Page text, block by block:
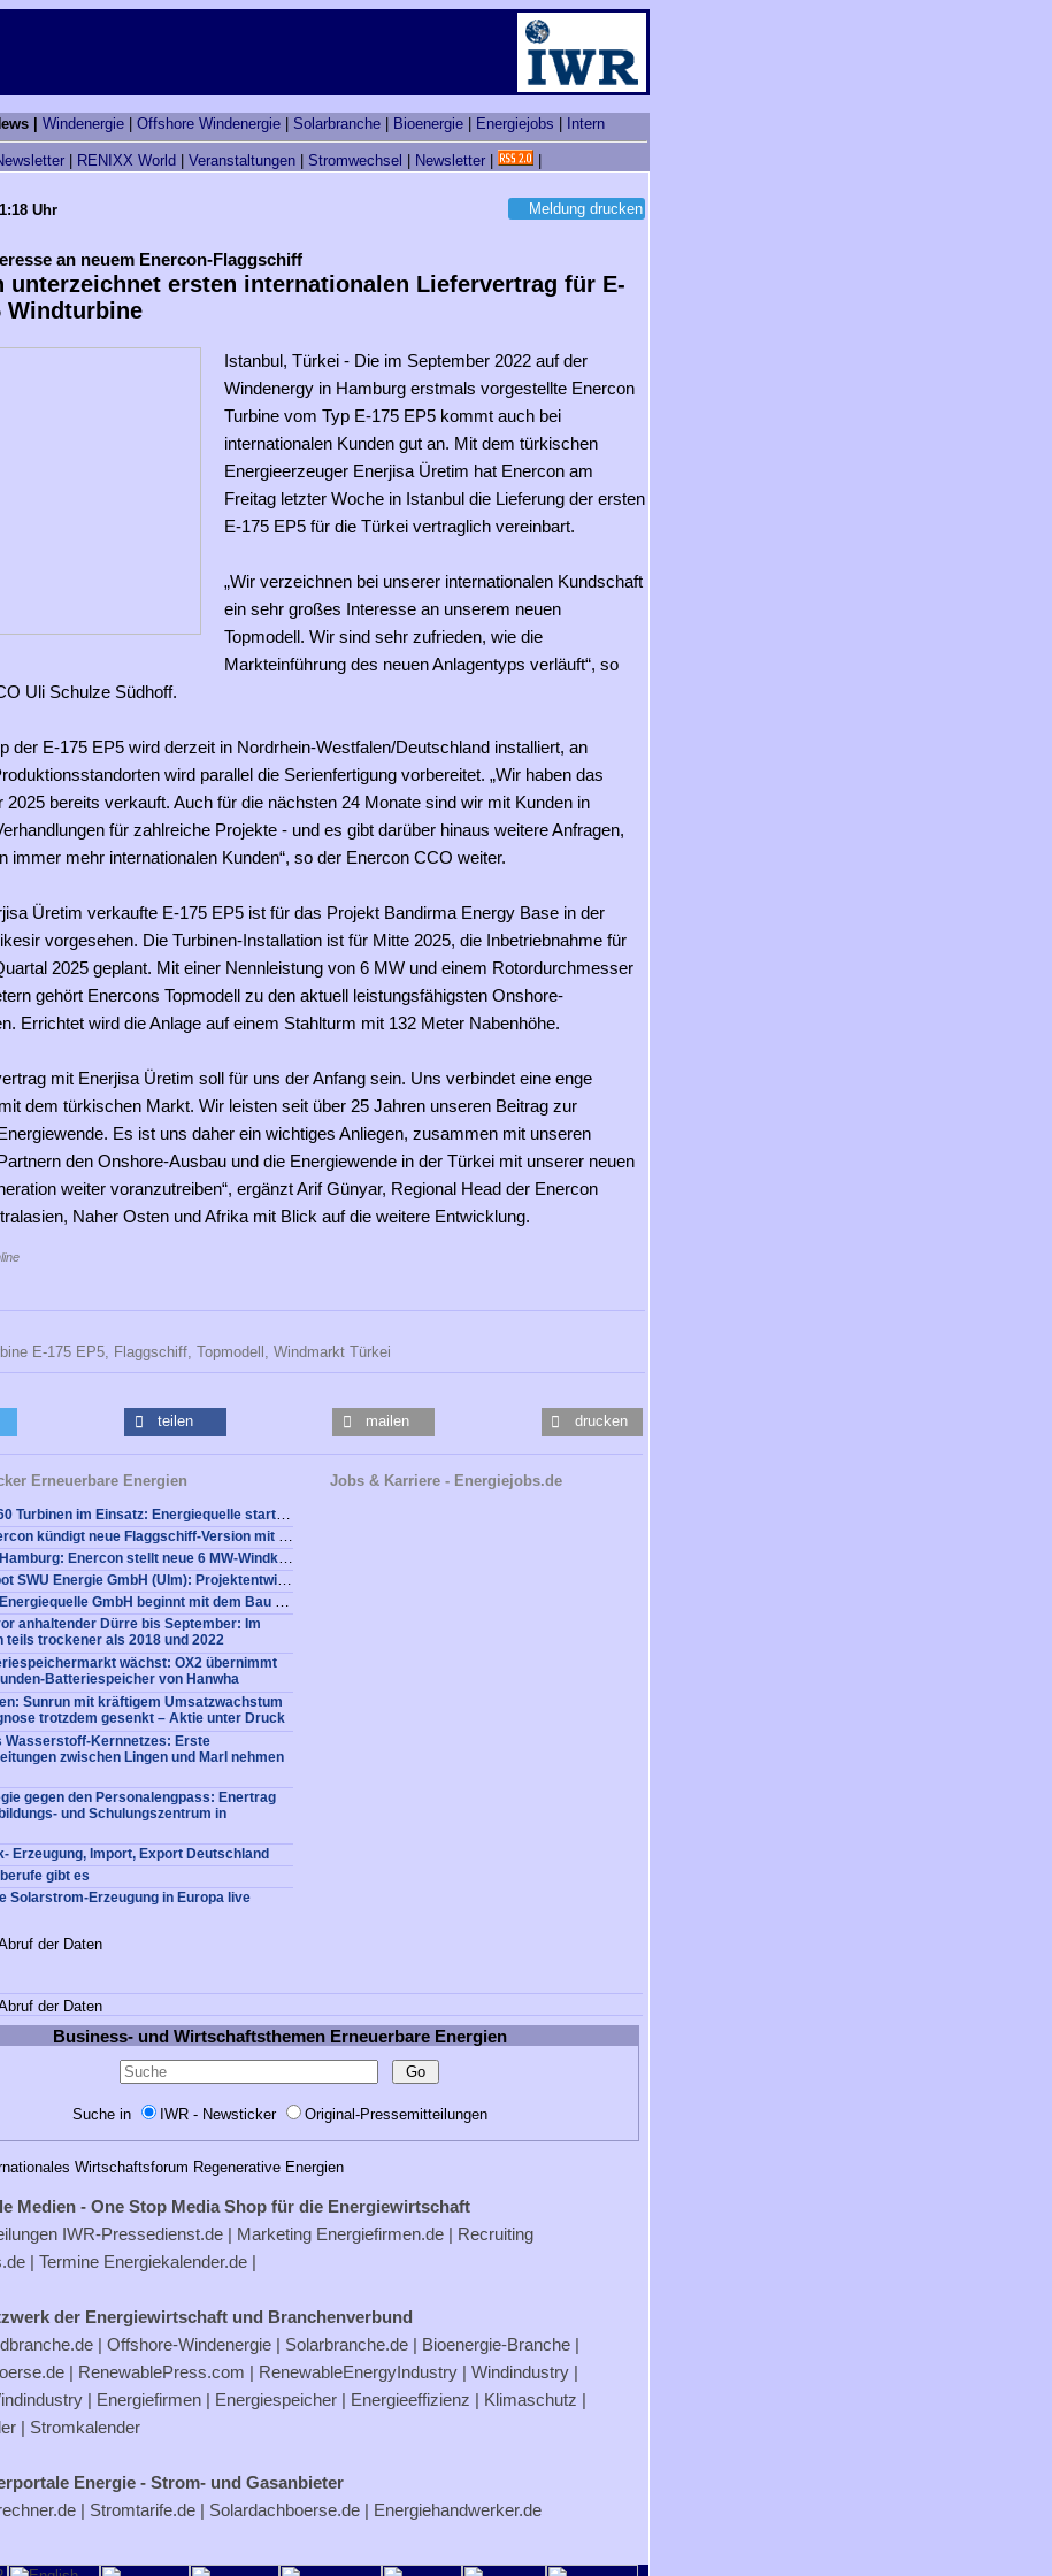
| Windenergie Offshore Windenergie Solarbranche Bioenergie Energiejobs Intern
RENIXX World Veranstaltungen Stromwechsel Newsletter
Meldung drucken
Uhr
an neuem Enercon-Flaggschiff
unterzeichnet ersten internationalen Liefervertrag für E-
Windturbine
Istanbul, Türkei - Die im September 2022 auf der
Windenergy in Hamburg erstmals vorgestellte Enercon
Turbine vom Typ E-175 EP5 kommt auch bei
internationalen Kunden gut an. Mit dem türkischen
Energieerzeuger Enerjisa Üretim hat Enercon am
Freitag letzter Woche in Istanbul die Lieferung der ersten
E-175 EP5 für die Türkei vertraglich vereinbart.
„Wir verzeichnen bei unserer internationalen Kundschaft
ein sehr großes Interesse an unserem neuen
Topmodell. Wir sind sehr zufrieden, wie die
Markteinführung des neuen Anlagentyps verläuft“, so
Uli Schulze Südhoff.
der E-175 EP5 wird derzeit in Nordrhein-Westfalen/Deutschland installiert, an
wird parallel die Serienfertigung vorbereitet. „Wir haben das
2025 bereits verkauft. Auch für die nächsten 24 Monate sind wir mit Kunden in
für zahlreiche Projekte - und es gibt darüber hinaus weitere Anfragen,
immer mehr internationalen Kunden“, so der Enercon CCO weiter.
Üretim verkaufte E-175 EP5 ist für das Projekt Bandirma Energy Base in der
vorgesehen. Die Turbinen-Installation ist für Mitte 2025, die Inbetriebnahme für
2025 geplant. Mit einer Nennleistung von 6 MW und einem Rotordurchmesser
gehört Enercons Topmodell zu den aktuell leistungsfähigsten Onshore-
Errichtet wird die Anlage auf einem Stahlturm mit 132 Meter Nabenhöhe.
mit Enerjisa Üretim soll für uns der Anfang sein. Uns verbindet eine enge
dem türkischen Markt. Wir leisten seit über 25 Jahren unseren Beitrag zur
Es ist uns daher ein wichtiges Anliegen, zusammen mit unseren
den Onshore-Ausbau und die Energiewende in der Türkei mit unserer neuen
weiter voranzutreiben“, ergänzt Arif Günyar, Regional Head der Enercon
Naher Osten und Afrika mit Blick auf die weitere Entwicklung.
E-175 EP5, Flaggschiff, Topmodell, Windmarkt Türkei
teilen mailen drucken
Erneuerbare Energien
anhaltender Dürre bis September: Im
teils trockener als 2018 und 2022
wächst: OX2 übernimmt
Batteriespeicher von Hanwha
Sunrun mit kräftigem Umsatzwachstum
trotzdem gesenkt – Aktie unter Druck
Wasserstoff-Kernnetzes: Erste
zwischen Lingen und Marl nehmen
gegen den Personalengpass: Enertrag
und Schulungszentrum in
Erzeugung, Import, Export Deutschland
gibt es
Solarstrom-Erzeugung in Europa live
Jobs & Karriere - Energiejobs.de
der Daten
der Daten
Business- und Wirtschaftsthemen Erneuerbare Energien
Suche in IWR - Newsticker Original-Pressemitteilungen
Wirtschaftsforum Regenerative Energien
Medien - One Stop Media Shop für die Energiewirtschaft
IWR-Pressedienst.de | Marketing Energiefirmen.de | Recruiting
| Termine Energiekalender.de |
der Energiewirtschaft und Branchenverbund
| Offshore-Windenergie | Solarbranche.de | Bioenergie-Branche |
| RenewablePress.com | RenewableEnergyIndustry | Windindustry |
| Energiefirmen | Energiespeicher | Energieeffizienz | Klimaschutz |
| Stromkalender
Energie - Strom- und Gasanbieter
| Stromtarife.de | Solardachboerse.de | Energiehandwerker.de